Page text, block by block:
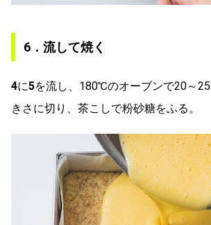
6．流して焼く
4に5を流し、180℃のオーブンで20～
きさに切り、茶こしで粉砂糖をふる。